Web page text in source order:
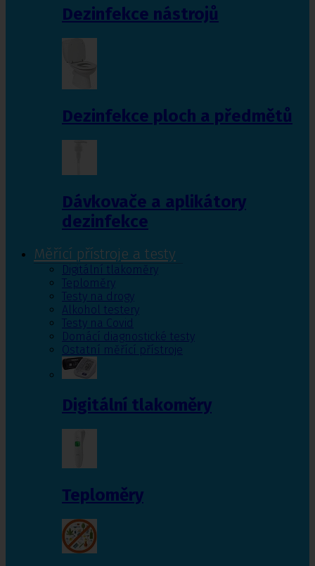
Dezinfekce nástrojů
Dezinfekce ploch a předmětů
Dávkovače a aplikátory
dezinfekce
Měřící přístroje a testy
Digitální tlakoměry
Teploměry
Testy na drogy
Alkohol testery
Testy na Covid
Domácí diagnostické testy
Ostatní měřící přístroje
Digitální tlakoměry
Teploměry